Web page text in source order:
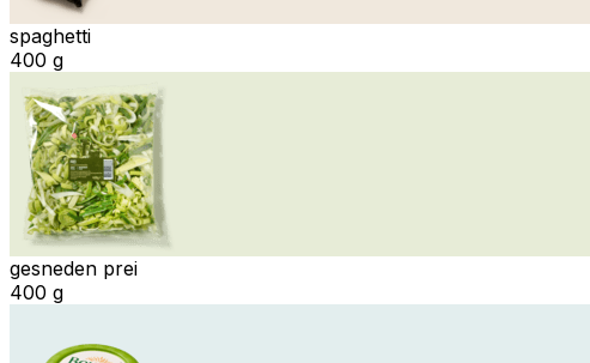
spaghetti
400 g
gesneden prei
400 g